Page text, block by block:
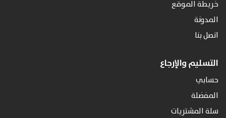
خريطة الموقع
المدونة
اتصل بنا
التسليم والإرجاع
حسابي
المفضلة
سلة المشتريات